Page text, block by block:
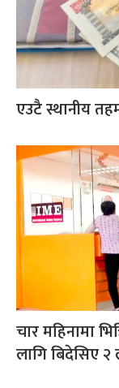
एउटै स्थानीय
चार महिनामा
लागि बिदेसिए